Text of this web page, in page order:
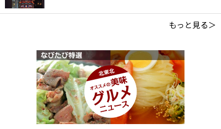
もっと見る＞